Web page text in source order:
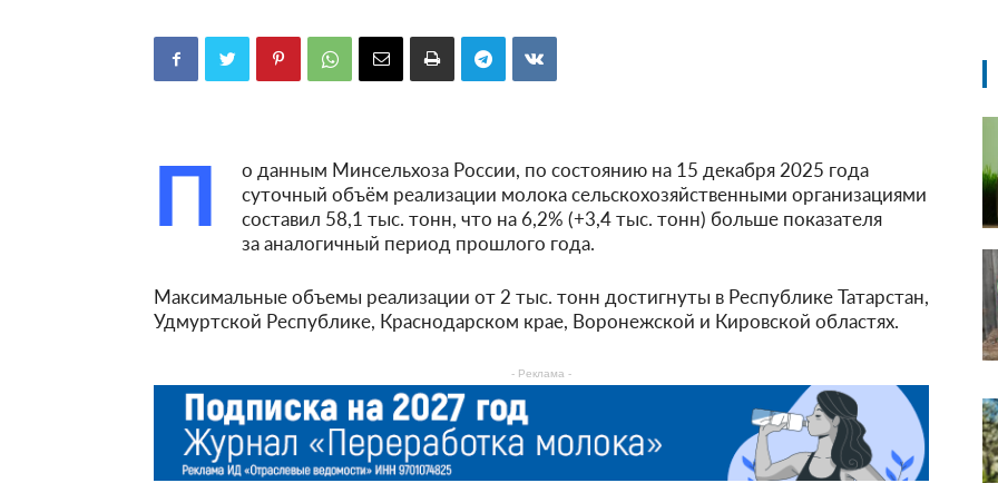
П
о данным Минсельхоза России, по состоянию на 15 декабря 2025 года
суточный объём реализации молока сельскохозяйственными организациями
составил 58,1 тыс. тонн, что на 6,2% (+3,4 тыс. тонн) больше показателя
за аналогичный период прошлого года.
Максимальные объемы реализации от 2 тыс. тонн достигнуты в Республике Татарстан,
Удмуртской Республике, Краснодарском крае, Воронежской и Кировской областях.
- Реклама -